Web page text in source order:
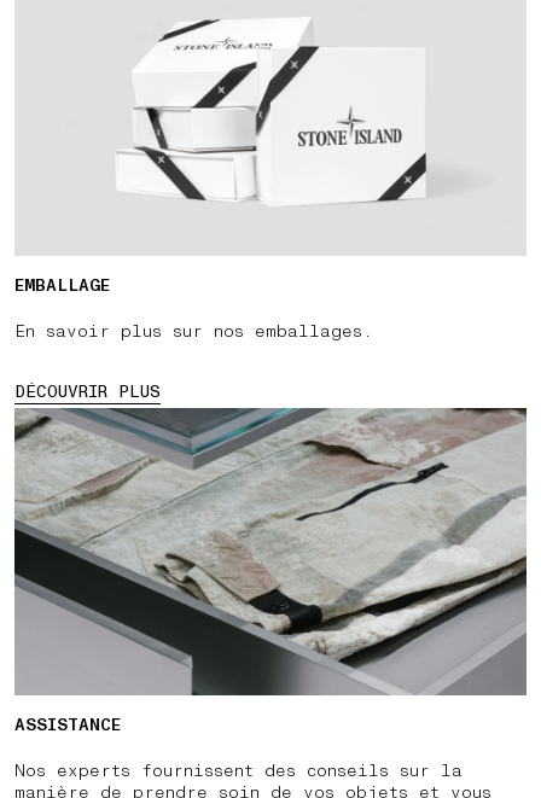
EMBALLAGE
En savoir plus sur nos emballages.
DÉCOUVRIR PLUS
ASSISTANCE
Nos experts fournissent des conseils sur la
manière de prendre soin de vos objets et vous